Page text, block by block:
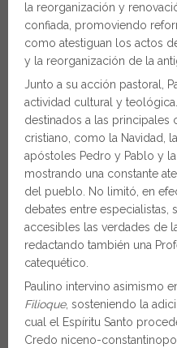
la reorganización y
confiada, promoviendo
como atestiguan los actos
y la reorganización de la
Junto a su acción pastoral,
actividad cultural y
destinados a las principales
cristiano, como la Navidad,
apóstoles Pedro y Pablo y
mostrando una constante
del pueblo. No limitó, en
debates entre especialistas,
accesibles las verdades de
redactando también una
catequético.
Paulino intervino asimismo
Filioque, sosteniendo la
cual el Espíritu Santo
Credo niceno-